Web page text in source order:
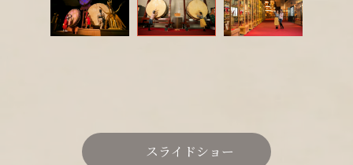
スライドショー